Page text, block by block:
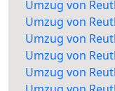
Umzug von
Umzug von
Umzug von
Umzug von
Umzug von